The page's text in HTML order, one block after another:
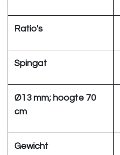
Ratio's
Spingat
Ø13 mm; hoogte 70
cm
Gewicht